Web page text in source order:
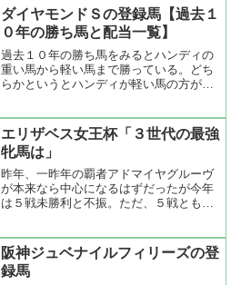
ですね。ハンディ戦なので軽量の昇級馬
または格上挑戦の馬が走る...
ダイヤモンドＳの登録馬【過去１
０年の勝ち馬と配当一覧】
過去１０年の勝ち馬をみるとハンディの
重い馬から軽い馬まで勝っている。どち
らかというとハンディが軽い馬の方が勝
でした。それと、『長距離線は騎手で買
え！』という格言があるが...
エリザベス女王杯「３世代の最強
牝馬は」
昨年、一昨年の覇者アドマイヤグルーヴ
が本来なら中心になるはずだったが今年
は５戦未勝利と不振。ただ、５戦とも混
を勝って、天皇賞では展開が向かなかっ
たにせよ勝ち馬から０．３...
阪神ジュベナイルフィリーズの登
録馬